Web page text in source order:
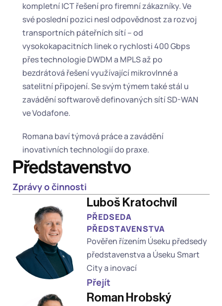
kompletní ICT řešení pro firemní zákazníky. Ve
své poslední pozici nesl odpovědnost za rozvoj
transportních páteřních sítí – od
vysokokapacitních linek o rychlosti 400 Gbps
přes technologie DWDM a MPLS až po
bezdrátová řešení využívající mikrovlnné a
satelitní připojení. Se svým týmem také stál u
zavádění softwarově definovaných sítí SD-WAN
ve Vodafone.
Romana baví týmová práce a zavádění
inovativních technologií do praxe.
Představenstvo
Zprávy o činnosti
Luboš Kratochvíl
PŘEDSEDA
PŘEDSTAVENSTVA
Pověřen řízením Úseku předsedy
představenstva a Úseku Smart
City a inovací
Přejít
Roman Hrobský